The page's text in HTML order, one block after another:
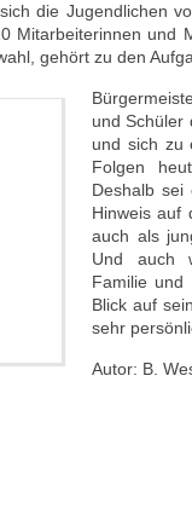
die Jugendlichen
Mitarbeiterinnen und
gehört zu den
und Schüler
und sich zu
Folgen
Deshalb
Hinweis auf
auch als
Und auch
Familie und
Blick auf
sehr
Autor: B.